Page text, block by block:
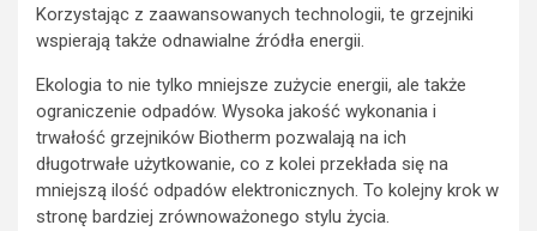
Korzystając z zaawansowanych technologii, te grzejniki
wspierają także odnawialne źródła energii.
Ekologia to nie tylko mniejsze zużycie energii, ale także
ograniczenie odpadów. Wysoka jakość wykonania i
trwałość grzejników Biotherm pozwalają na ich
długotrwałe użytkowanie, co z kolei przekłada się na
mniejszą ilość odpadów elektronicznych. To kolejny krok w
stronę bardziej zrównoważonego stylu życia.